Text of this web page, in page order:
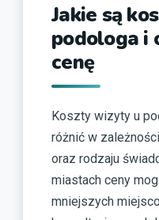
Jakie są
podologa i
cenę
Koszty wizyty u
różnić w
oraz rodzaju
miastach ceny
mniejszych